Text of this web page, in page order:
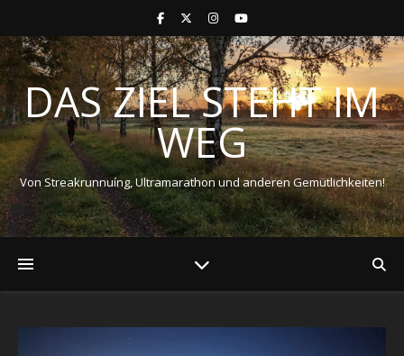
DAS ZIEL STEHT IM
WEG
Von Streakrunnuíng, Ultramarathon und anderen Gemütlichkeiten!